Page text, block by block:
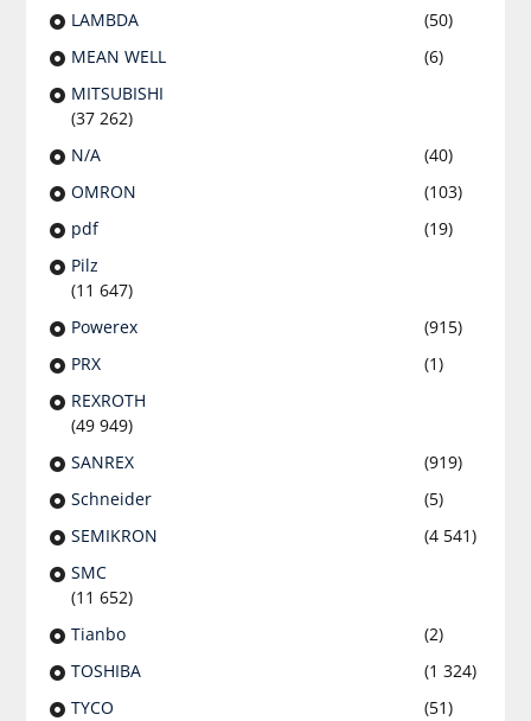
LAMBDA
(50)
MEAN WELL
(6)
MITSUBISHI
(37 262)
N/A
(40)
OMRON
(103)
pdf
(19)
Pilz
(11 647)
Powerex
(915)
PRX
(1)
REXROTH
(49 949)
SANREX
(919)
Schneider
(5)
SEMIKRON
(4 541)
SMC
(11 652)
Tianbo
(2)
TOSHIBA
(1 324)
TYCO
(51)